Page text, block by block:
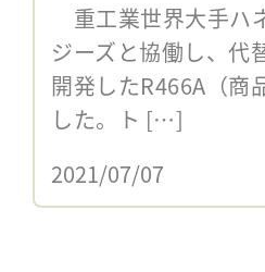
重工業世界大手ハ
ジーズと協働し、代
開発したR466A（
した。ト […]
2021/07/07